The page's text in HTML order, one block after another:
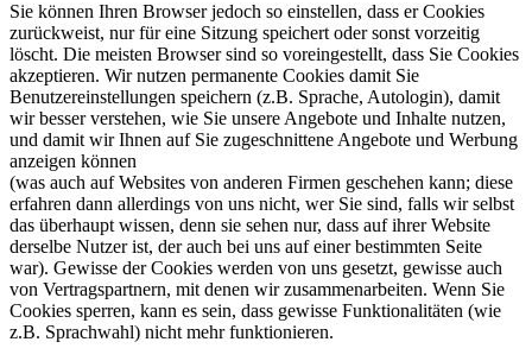
Sie können Ihren Browser jedoch so einstellen, dass er Cookies
zurückweist, nur für eine Sitzung speichert oder sonst vorzeitig
löscht. Die meisten Browser sind so voreingestellt, dass Sie Cookies
akzeptieren. Wir nutzen permanente Cookies damit Sie
Benutzereinstellungen speichern (z.B. Sprache, Autologin), damit
wir besser verstehen, wie Sie unsere Angebote und Inhalte nutzen,
und damit wir Ihnen auf Sie zugeschnittene Angebote und Werbung
anzeigen können
(was auch auf Websites von anderen Firmen geschehen kann; diese
erfahren dann allerdings von uns nicht, wer Sie sind, falls wir selbst
das überhaupt wissen, denn sie sehen nur, dass auf ihrer Website
derselbe Nutzer ist, der auch bei uns auf einer bestimmten Seite
war). Gewisse der Cookies werden von uns gesetzt, gewisse auch
von Vertragspartnern, mit denen wir zusammenarbeiten. Wenn Sie
Cookies sperren, kann es sein, dass gewisse Funktionalitäten (wie
z.B. Sprachwahl) nicht mehr funktionieren.